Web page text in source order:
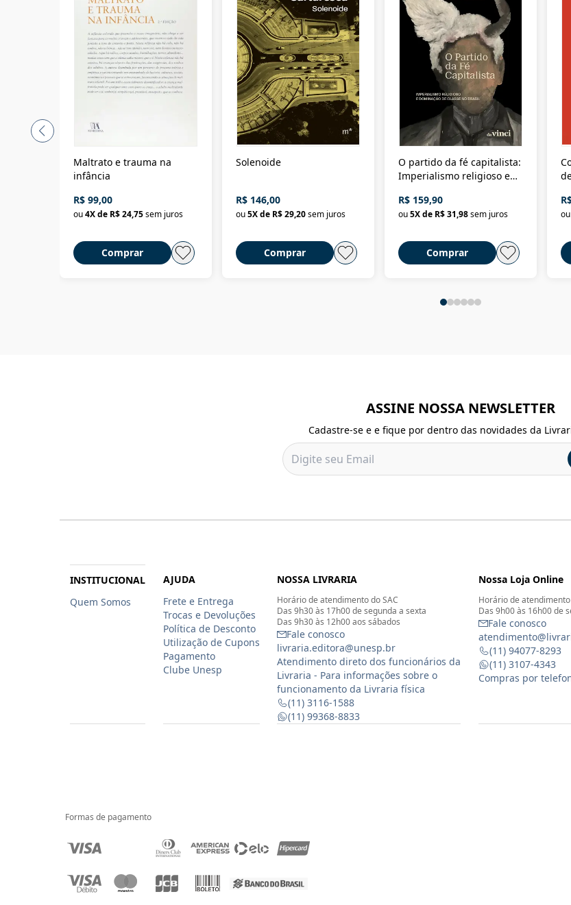
Maltrato e trauma na
infância
R$ 99,00
ou4X de R$ 24,75sem juros
Comprar
Solenoide
R$ 146,00
ou5X de R$ 29,20sem juros
Comprar
O partido da fé capitalista:
Imperialismo religioso e
Brasil
R$ 159,90
ou5X de R$ 31,98sem juros
Comprar
ou
ASSINE NOSSA NEWSLETTER
Cadastre-se e e fique por dentro das novidades da
INSTITUCIONAL
Quem Somos
AJUDA
Frete e Entrega
Trocas e Devoluções
Política de Desconto
Utilização de Cupons
Pagamento
Clube Unesp
NOSSA LIVRARIA
Horário de atendimento do SAC
Das 9h30 às 17h00 de segunda a sexta
Das 9h30 às 12h00 aos sábados
Fale conosco
livraria.editora@unesp.br
Atendimento direto dos funcionários da
Livraria - Para informações sobre o
funcionamento da Livraria física
(11) 3116-1588
(11) 99368-8833
Nossa Loja Online
Horário de atendimento
Das 9h00 às 16h00 de
Fale conosco
(11) 94077-8293
(11) 3107-4343
Compras por
Formas de pagamento